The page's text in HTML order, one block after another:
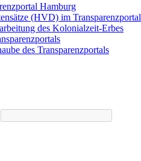
Hamburg
(HVD) im Transparenzportal
des Kolonialzeit-Erbes
des Transparenzportals